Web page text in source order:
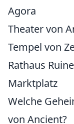
Agora
Theater von
Tempel von
Rathaus
Marktplatz
Welche
von Ancient?